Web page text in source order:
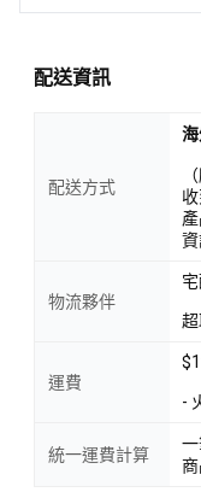
配送資訊
配送方式
資
物流夥伴
運費
-
統一運費計算